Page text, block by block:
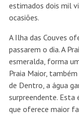
estimados dois mil
ocasiões.
A Ilha das Couves
passarem o dia. A
esmeralda, forma
Praia Maior,
de Dentro, a água
surpreendente. Esta
que oferece maior